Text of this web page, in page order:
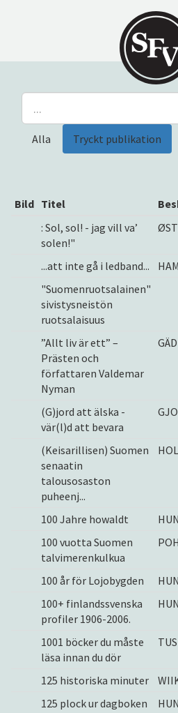
Alla Tryckt publikation
Bild Titel
: Sol, sol! - jag vill va’
solen!"
...att inte gå i ledband...
"Suomenruotsalainen"
sivistysneistön
ruotsalaisuus
”Allt liv är ett” –
Prästen och
författaren Valdemar
Nyman
(G)jord att älska -
vär(l)d att bevara
(Keisarillisen) Suomen
senaatin
talousosaston
puheenj...
100 Jahre howaldt
100 vuotta Suomen
talvimerenkulkua
100 år för Lojobygden
100+ finlandssvenska
profiler 1906-2006.
1001 böcker du måste
läsa innan du dör
125 historiska minuter
125 plock ur dagboken